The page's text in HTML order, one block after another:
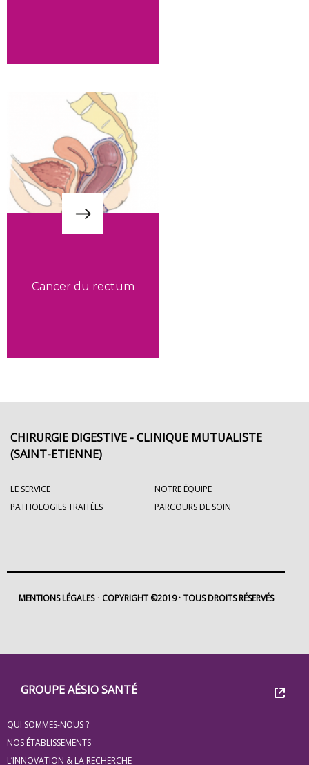
Cancer du rectum
Groupe
Eovi
pour
GROUPE AÉSIO SANTÉ
QUI SOMMES-NOUS ?
NOS ÉTABLISSEMENTS
L’INNOVATION & LA RECHERCHE
CHIRURGIE DIGESTIVE - CLINIQUE MUTUALISTE
(SAINT-ETIENNE)
LE SERVICE
NOTRE ÉQUIPE
PATHOLOGIES TRAITÉES
PARCOURS DE SOIN
MENTIONS LÉGALES COPYRIGHT ©2019 TOUS DROITS RÉSERVÉS